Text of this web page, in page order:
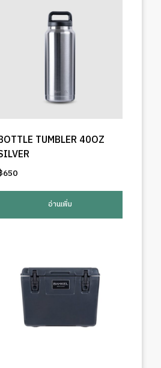
TUMBLER 40OZ
650
อ่านเพิ่ม